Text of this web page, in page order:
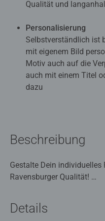
Qualität und
Personalisierung
Selbstverständlich ist
mit eigenem Bild
Motiv auch auf die
auch mit einem Titel
dazu
Beschreibung
Gestalte Dein individuelles
Ravensburger Qualität!
Einfach Dein Foto
Schachtel gestalten und
Details